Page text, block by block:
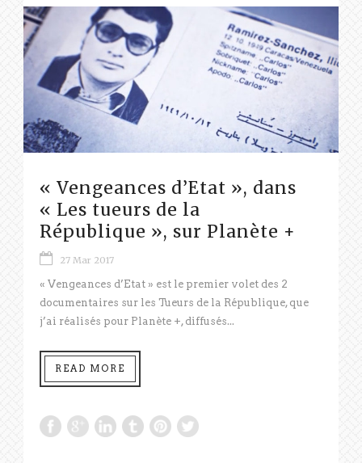
« Vengeances d’Etat », dans
« Les tueurs de la
République », sur Planète +
27 Mar 2017
« Vengeances d’Etat » est le premier volet des 2
documentaires sur les Tueurs de la République, que
j’ai réalisés pour Planète +, diffusés...
READ MORE